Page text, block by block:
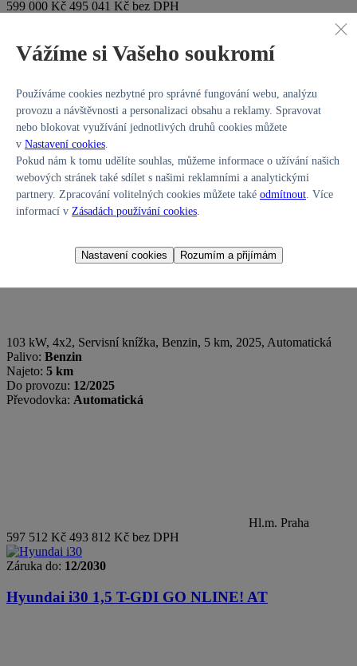
599 000 Kč 495 041 Kč bez DPH
Hyundai i30 1,5 T-GDI GO NLINE! AT
103 kW, 4x2, Servisní knížka, Benzin, 5 km, 2025, Automatická
Palivo: Benzin
Najeto: 5 km
Do provozu: 12/2025
Převodovka: Automatická
Hl.m. Praha
597 512 Kč 493 812 Kč bez DPH
Záruka do: 12/2030
Hyundai i30 1,5 T-GDI GO NLINE! AT
Vážíme si Vašeho soukromí
Používáme cookies nezbytné pro správné fungování webu, analýzu
provozu a návštěvnosti a personalizaci obsahu a reklamy. Spravovat
nebo blokovat využívání jednotlivých druhů cookies můžete
v Nastavení cookies
Pokud nám k tomu udělíte souhlas, můžeme informace o užívání našich
webových stránek také sdílet s našimi reklamními a analytickými
partnery. Zpracování volitelných cookies můžete také odmítnout . Více
informací v Zásadách používání cookies
Nastavení cookies Rozumím a přijímám